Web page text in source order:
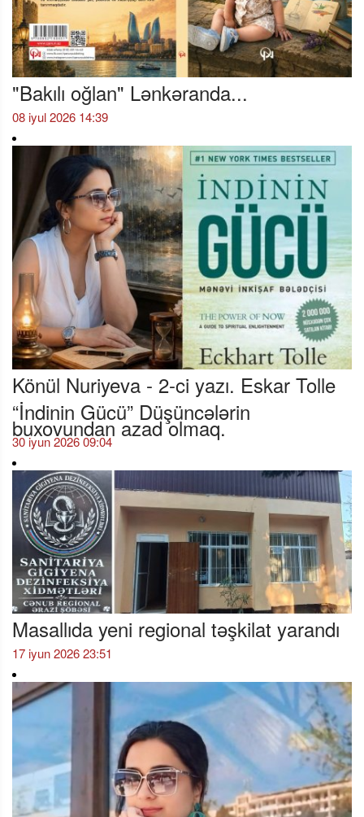
"Bakılı oğlan" Lənkəranda...
08 iyul 2026 14:39
Könül Nuriyeva - 2-ci yazı. Eskar Tolle
“İndinin Gücü” Düşüncələrin
buxovundan azad olmaq.
30 iyun 2026 09:04
Masallıda yeni regional təşkilat yarandı
17 iyun 2026 23:51